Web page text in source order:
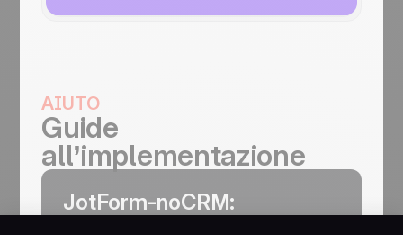
AIUTO
Guide
all’implementazione
JotForm-noCRM: